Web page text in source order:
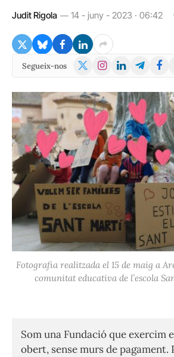
Judit Rigola 14 - juny - 2023 · 06:42
Segueix-nos
X
Instagram
LinkedInTelegram
Fotografia realitzada el 15 de maig a
comunitat educativa de l’escola
Som una Fundació que exercim
obert, sense murs de pagament.